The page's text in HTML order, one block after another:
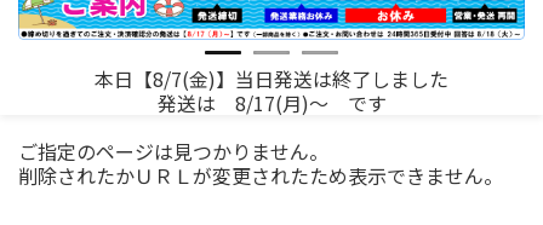
本日【8/7(金)】当日発送は終了しました
発送は 8/17(月)～ です
ご指定のページは見つかりません。
削除されたかＵＲＬが変更されたため表示できません。